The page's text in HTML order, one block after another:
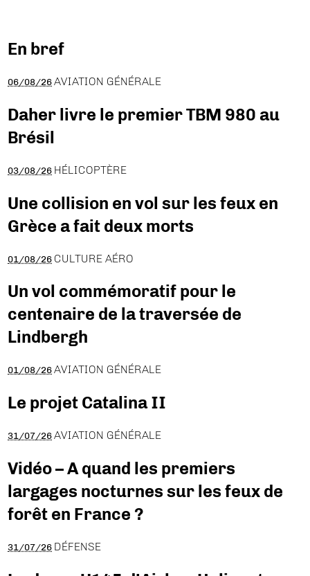
En bref
06/08/26 AVIATION GÉNÉRALE
Daher livre le premier TBM 980 au
Brésil
03/08/26 HÉLICOPTÈRE
Une collision en vol sur les feux en
Grèce a fait deux morts
01/08/26 CULTURE AÉRO
Un vol commémoratif pour le
centenaire de la traversée de
Lindbergh
01/08/26 AVIATION GÉNÉRALE
Le projet Catalina II
31/07/26 AVIATION GÉNÉRALE
Vidéo – A quand les premiers
largages nocturnes sur les feux de
forêt en France ?
31/07/26 DÉFENSE